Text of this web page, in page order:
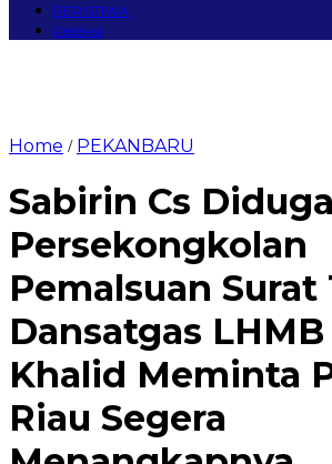
PERISTIWA
Redaksi
Home / PEKANBARU
Sabirin Cs
Persekongkolan
Pemalsuan Surat
Dansatgas LHMB
Khalid Meminta
Riau Segera